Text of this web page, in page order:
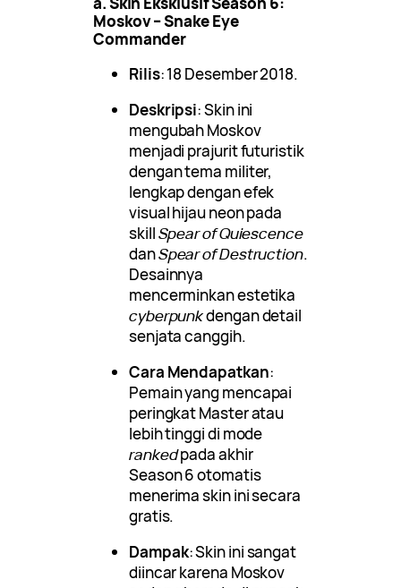
Moskov – Snake Eye
Commander
Rilis: 18 Desember 2018.
Deskripsi: Skin ini
mengubah Moskov
menjadi prajurit futuristik
dengan tema militer,
lengkap dengan efek
visual hijau neon pada
skillSpear of Quiescence
danSpear of Destruction.
Desainnya
mencerminkan estetika
cyberpunkdengan detail
senjata canggih.
Cara Mendapatkan:
Pemain yang mencapai
peringkat Master atau
lebih tinggi di mode
rankedpada akhir
Season 6 otomatis
menerima skin ini secara
gratis.
Dampak: Skin ini sangat
diincar karena Moskov